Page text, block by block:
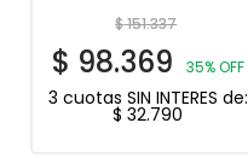
$151.337
$ 98.369 35% OFF
3 cuotas SIN INTERES de:
$ 32.790